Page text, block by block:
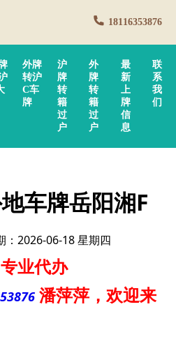
18116353876
外牌
转沪
C车
牌
沪
牌
转
籍
过
户
外
牌
转
籍
过
户
最
新
上
牌
信
息
联
系
我
们
车牌岳阳湘F
：2026-06-18 星期四
专业代办
潘萍萍 ，欢迎来